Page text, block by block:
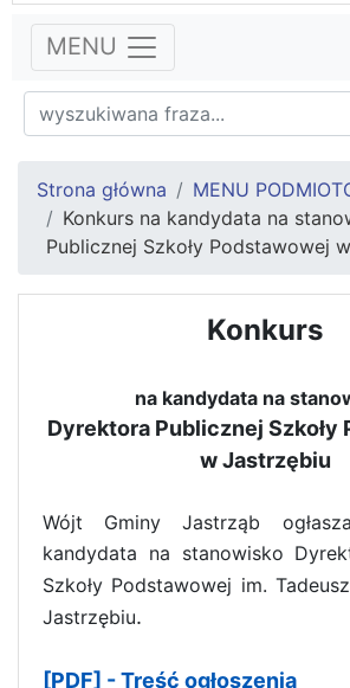
MENU
Strona główna MENU
Konkurs na kandydata na
Publicznej Szkoły Podstawowej
Konkurs
na kandydata na
Dyrektora Publicznej Szkoły
w Jastrzębiu
Wójt Gminy Jastrząb
kandydata na stanowisko
Szkoły Podstawowej im.
Jastrzębiu.
[PDF] - Treść ogłoszenia